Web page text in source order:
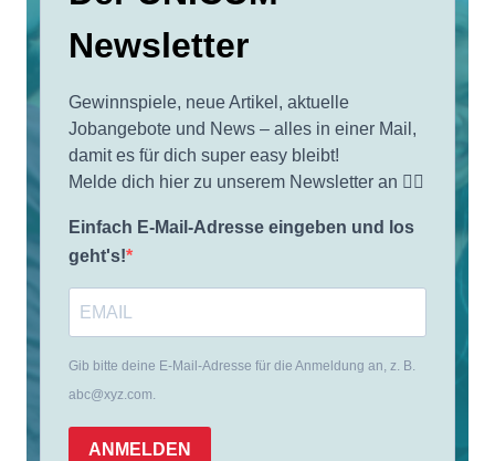
Newsletter
Gewinnspiele, neue Artikel, aktuelle
Jobangebote und News – alles in einer Mail,
damit es für dich super easy bleibt!
Melde dich hier zu unserem Newsletter an 👇🏼
Einfach E-Mail-Adresse eingeben und los
geht's!
Gib bitte deine E-Mail-Adresse für die Anmeldung an, z. B.
abc@xyz.com.
ANMELDEN